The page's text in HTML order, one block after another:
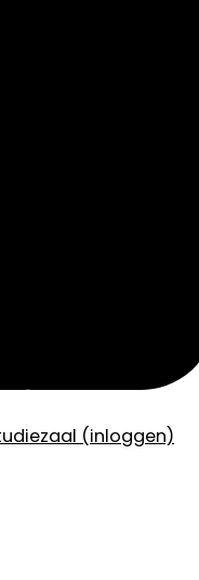
(inloggen)